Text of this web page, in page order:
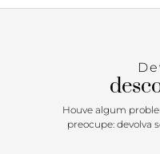
texturizado. Traz alça
Houve algum
preocupe: devolva